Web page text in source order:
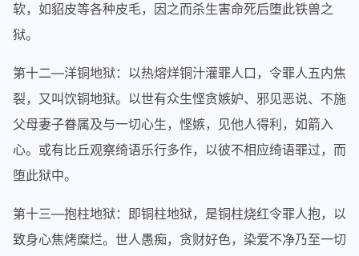
软，如貂皮等各种皮毛，因之而杀生害命死后堕此铁兽之
狱。
第十二—洋铜地狱：以热熔烊铜汁灌罪人口，令罪人五内焦
裂，又叫饮铜地狱。以世有众生悭贪嫉妒、邪见恶说、不施
父母妻子眷属及与一切心生，悭嫉，见他人得利，如箭入
心。或有比丘观察绮语乐行多作，以彼不相应绮语罪过，而
堕此狱中。
第十三—抱柱地狱：即铜柱地狱，是铜柱烧红令罪人抱，以
致身心焦烤糜烂。世人愚痴，贪财好色，染爱不净乃至一切